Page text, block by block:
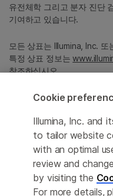
유전체학 그리고 분자 진단
기여하고 있습니다.
모든 상표는 Illumina, Inc.
특정 상표 정보는
참조하십시오.
Privacy Policy
© 2026 Illumina, Inc. All
Cookie
Illumina, Inc. and
to tailor website
with an optimal
review and
by visiting the
For more details,